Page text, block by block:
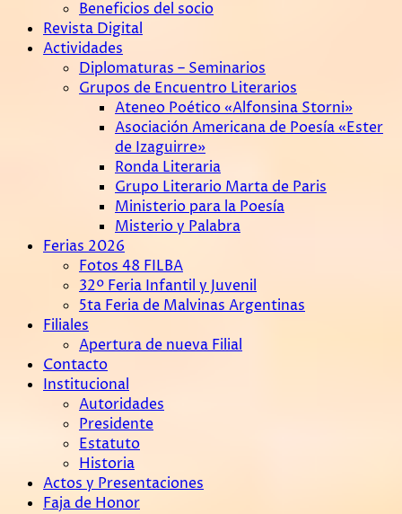
Beneficios del socio
Revista Digital
Actividades
Diplomaturas – Seminarios
Grupos de Encuentro Literarios
Ateneo Poético «Alfonsina Storni»
Asociación Americana de Poesía «Ester
de Izaguirre»
Ronda Literaria
Grupo Literario Marta de Paris
Ministerio para la Poesía
Misterio y Palabra
Ferias 2026
Fotos 48 FILBA
32º Feria Infantil y Juvenil
5ta Feria de Malvinas Argentinas
Filiales
Apertura de nueva Filial
Contacto
Institucional
Autoridades
Presidente
Estatuto
Historia
Actos y Presentaciones
Faja de Honor